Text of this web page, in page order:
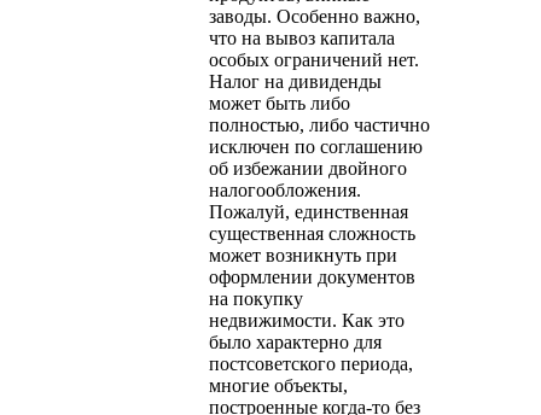
заводы. Особенно важно,
что на вывоз капитала
особых ограничений нет.
Налог на дивиденды
может быть либо
полностью, либо частично
исключен по соглашению
об избежании двойного
налогообложения.
Пожалуй, единственная
существенная сложность
может возникнуть при
оформлении документов
на покупку
недвижимости. Как это
было характерно для
постсоветского периода,
многие объекты,
построенные когда-то без